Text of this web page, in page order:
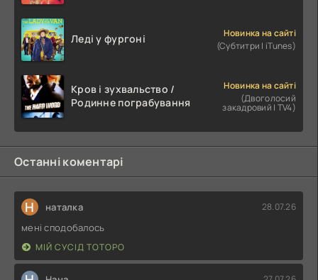
Леді у фургоні
Новинка на сайті
(Субтитри | iTunes)
Кров і зухвальство /
Родинне пограбування
Новинка на сайті
(Двоголосий
закадровий | TV4)
Останні коментарі
Н наталка 28.07.26
мені сподобалось
МІЙ СУСІД ТОТОРО